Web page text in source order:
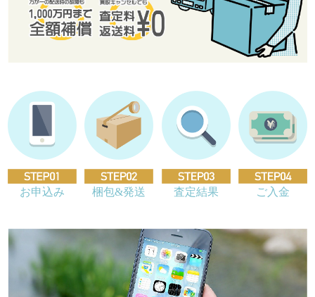
お申込み 梱包&発送 査定結果 ご入金